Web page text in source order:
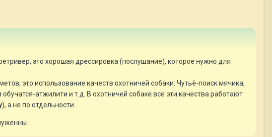
это хорошая дрессировка (послушание), которое нужно для
это использование качеств охотничей собаки: Чутьё-поиск мячика,
атжилити и т.д. В охотничей собаке все эти качества работают
), а не по отдельности.